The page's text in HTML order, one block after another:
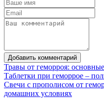
Добавить комментарий
Травы от геморроя:
Таблетки при геморрое –
Свечи с прополисом от
домашних условиях